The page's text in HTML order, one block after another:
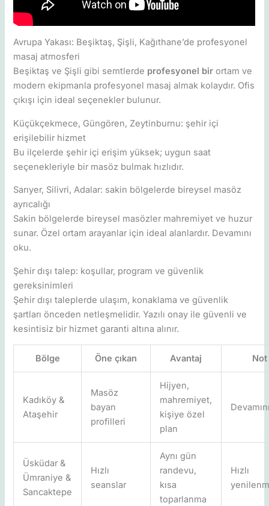
Avrupa Yakası: Beşiktaş, Şişli, Kağıthane’de profesyonel
masaj atmosferi
Beşiktaş ve Şişli gibi semtlerde profesyonel bir ortam ve
modern ekipmanla profesyonel masaj almak kolaydır. Ofis
çıkışı için ideal seçenekler bulunur.
Küçükçekmece, Güngören, Zeytinburnu: şehir içi
erişilebilir hizmet
Bu ilçelerde şehir içi erişim yüksek; uygun saat
seçenekleriyle bir masöz bulmak hızlıdır.
Sarıyer, Silivri, Adalar: sakin bölgelerde bireysel masöz
ayrıcalığı
Sakin bölgelerde bireysel masözler mahremiyet ve huzur
sunar. Özel ortam arayanlar için ideal alanlardır. Devamını
oku.
Şehir dışı talep: koşullar, program ve güvenlik
gereksinimleri
Şehir dışı taleplerde ulaşım, konaklama ve güvenlik
şartları önceden netleşmelidir. Yazılı onay ile güvenli ve
kesintisiz bir hizmet garanti altına alınır.
Bölge Öne çıkan Avantaj Not
Kadıköy &
Ataşehir
Masöz
bayan
profilleri
Hijyen,
mahremiyet,
kişiye özel
plan
Üsküdar &
Ümraniye &
Sancaktepe
Hızlı
seanslar
Aynı gün
randevu,
kısa
toparlanma
Hızlı